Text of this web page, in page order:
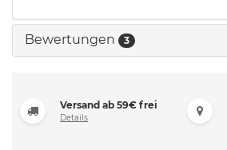
Bewertungen 3
Versand ab 59€ frei
Details